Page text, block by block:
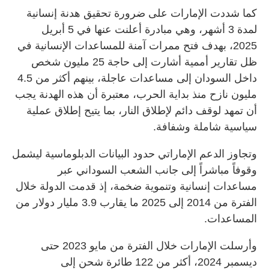
كما شددت الإمارات على ضرورة تحقيق هدنة إنسانية
لمدة 3 أشهر، وهي مبادرة أعلنت عنها في 5 أبريل
2025، بهدف فتح ممرات آمنة للمساعدات الإنسانية في
ظل تقارير أممية أشارت إلى حاجة 25 مليون شخص
داخل السودان إلى مساعدات عاجلة، بينهم أكثر من 4.5
مليون نازح منذ بداية الحرب، معتبرة أن هذه الهدنة يجب
أن تمهد لوقف دائم لإطلاق النار، بما يتيح إطلاق عملية
سياسية شاملة وشفافة.
وتجاوز الدعم الإماراتي حدود البيانات الدبلوماسية ليشمل
وقوفاً مباشراً إلى جانب الشعب السوداني عبر
مساعدات إنسانية وتنموية ضخمة، إذ قدمت الدولة خلال
الفترة من 2014 إلى 2025 ما يقارب 3.9 مليار دولار من
المساعدات.
وأرسلت الإمارات خلال الفترة من مايو 2023 حتى
ديسمبر 2024، أكثر من 122 طائرة شحن إلى